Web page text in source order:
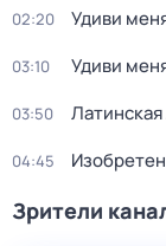
02:20 Удиви
03:10 Удиви
03:50
04:45
Зрители